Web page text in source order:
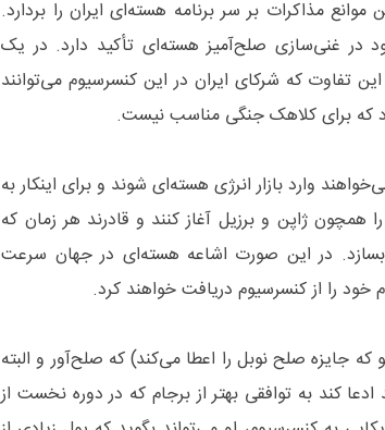
مذاکرات بر سر برنامه هسته‌ای ایران را بردارد.
در غنی‌سازی صلح‌آمیز هسته‌ای تأکید دارد. در یک
تفاوت که شرکای ایران در این کنسرسیوم می‌توانند
که برای کلاهک جنگی مناسب نیست.
وارد بازار انرژی هسته‌ای شوند و برای اینکار به
همچون ژاپن و برزیل آغاز کنند و قادرند هر زمان که
در این صورت اشاعه هسته‌ای در جهان سرعت
را از کنسرسیوم دریافت خواهند کرد.
جایزه صلح نوبل را اعطا می‌کند) که صلح‌آور و البته
کند به توافقی بهتر از برجام که در دوره نخست از